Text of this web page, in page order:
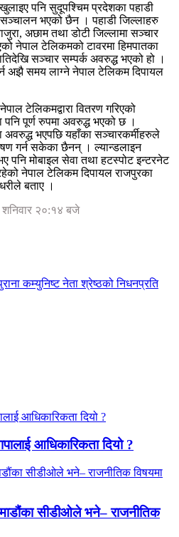
पनि सुदूपश्चिम प्रदेशका पहाडी
भएको छैन । पहाडी जिल्लाहरु
अछाम तथा डोटी जिल्लामा सञ्चार
नेपाल टेलिकमको टावरमा हिमपातका
सञ्चार सम्पर्क अवरुद्ध भएको हो ।
अझै समय लाग्ने नेपाल टेलिकम दिपायल
टेलिकमद्वारा वितरण गरिएको
पूर्ण रुपमा अवरुद्ध भएको छ ।
भएपछि यहाँका सञ्चारकर्मीहरुले
गर्न सकेका छैनन् । ल्यान्डलाइन
पनि मोबाइल सेवा तथा हटस्पोट इन्टरनेट
नेपाल टेलिकम दिपायल राजपुरका
बताए ।
शनिवार २०:१४ बजे
कम्युनिष्ट नेता श्रेष्ठको निधनप्रति
आधिकारिकता दियो ?
सीडीओले भने– राजनीतिक